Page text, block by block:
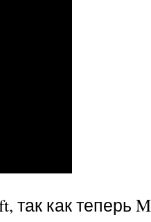
так как теперь